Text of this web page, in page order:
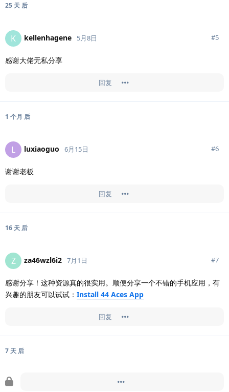
25 天 后
K kellenhagene 5月8日 #5
感谢大佬无私分享
回复
1 个月 后
L luxiaoguo 6月15日 #6
谢谢老板
回复
16 天 后
Z za46wzl6i2 7月1日 #7
感谢分享！这种资源真的很实用。顺便分享一个不错的手机应用，有
兴趣的朋友可以试试： Install 44 Aces App
回复
7 天 后